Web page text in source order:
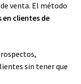
venta. El método
clientes de
sin tener que